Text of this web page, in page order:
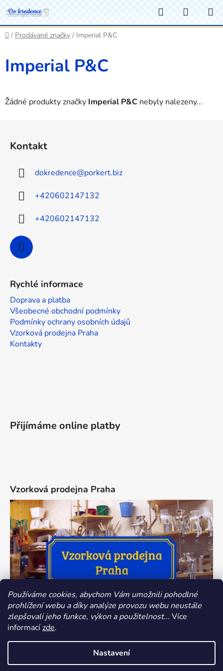
Používáme cookies, abychom Vám umožnili pohodlné
prohlížení webu a díky analýze provozu webu neustále
zlepšovali jeho funkce, výkon a použitelnost... Více
informacízde.
Nastavení
Přejít
na
obsah
Hledat
KOŠÍK
Domů
/ Prodávané značky / Imperial P&C
Imperial P&C
Žádné produkty značky Imperial P&C nebyly nalezeny...
Kontakt
dokredence@porkert.biz
+420602147132
+420602147132
Rychlé informace
Doprava a platba
Všeobecné obchodní podmínky
Podmínky ochrany osobních údajů
Vzorková prodejna Praha
Kontakty
Přijímáme online platby
Vzorková prodejna Praha